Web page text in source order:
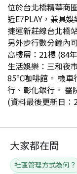
位於台北橋精華商
近E7PLAY，兼具
捷運新莊線台北橋
另外步行數分鐘內
高樓層：21樓 (84
生活娛樂：三和夜
85℃咖啡館。 機車
行、彰化銀行。 醫
(資料最後更新日
大家都在問
社區管理方式為何？